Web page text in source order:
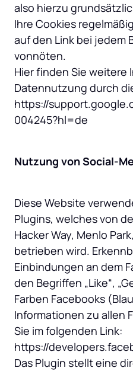
also hierzu
Ihre Cookies
auf den Link bei jedem
vonnöten.
Hier finden Sie weitere
Datennutzung durch
https://
004245?hl=de
Nutzung von Social-
Diese Website
Plugins, welches von
Hacker Way, Menlo
betrieben wird.
Einbindungen an dem
den Begriffen „Like“,
Farben Facebooks
Informationen zu allen
Sie im folgenden Link:
https://
Das Plugin stellt eine